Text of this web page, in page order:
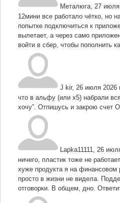
Металюга 27
12мини все работало чётко, но
попытке подключиться к
вылетает, а через само
войти в сбер, чтобы пополнить
J kir, 26 июля 2026
что в альфу (или x5) набрали
хочу”. Отпишусь и закрою счет
Lapka11111 26
ничего, пластик тоже не
хуже продукта я на финансовом
просто в жизни не видела.
отговорки. В общем, дно.